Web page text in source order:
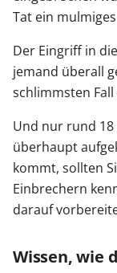
Tat ein
Der Eingriff in
jemand überall
schlimmsten
Und nur rund
überhaupt
kommt, sollten
Einbrechern
darauf
Wissen, wie